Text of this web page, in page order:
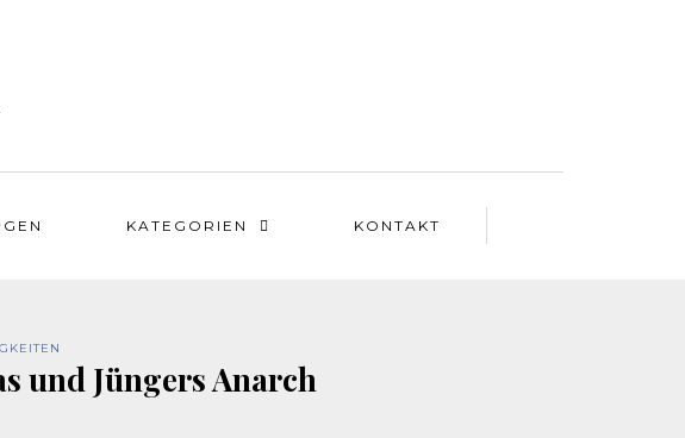
KATEGORIEN KONTAKT
und Jüngers Anarch